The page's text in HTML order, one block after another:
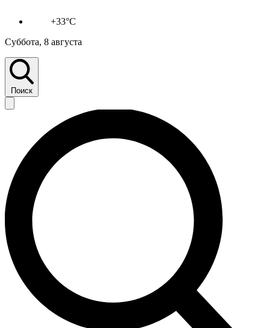
+33°C
Суббота, 8 августа
Поиск